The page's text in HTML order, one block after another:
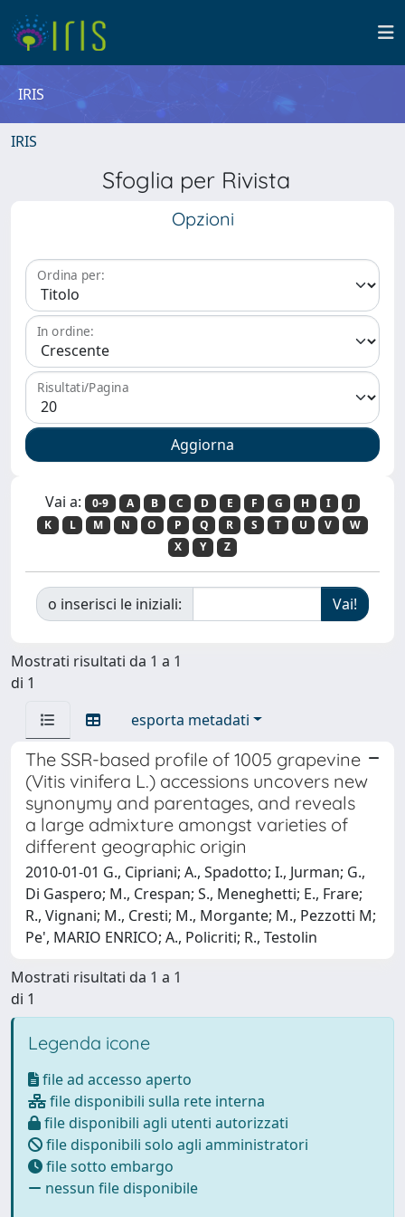
IRIS
IRIS
Sfoglia per Rivista
Opzioni
Ordina per:
In ordine:
Risultati/Pagina
Vai a: 0-9 A B C D E F G H I
J
K
L M N O P Q R S T U V
W
X
Y Z
o inserisci le iniziali:
Mostrati risultati da 1 a 1
di 1
esporta metadati
The SSR-based profile of 1005 grapevine
(Vitis vinifera L.) accessions uncovers new
synonymy and parentages, and reveals
a large admixture amongst varieties of
different geographic origin
2010-01-01 G., Cipriani; A., Spadotto; I., Jurman; G.,
Di Gaspero; M., Crespan; S., Meneghetti; E., Frare;
R., Vignani; M., Cresti; M., Morgante; M., Pezzotti M;
Pe', MARIO ENRICO; A., Policriti; R., Testolin
Mostrati risultati da 1 a 1
di 1
Legenda icone
file ad accesso aperto
file disponibili sulla rete interna
file disponibili agli utenti autorizzati
file disponibili solo agli amministratori
file sotto embargo
nessun file disponibile